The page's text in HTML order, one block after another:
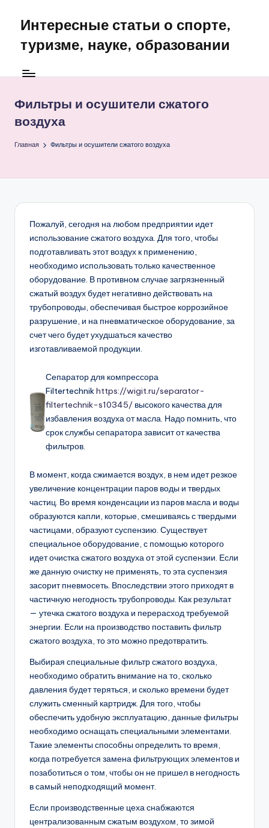
Перейти
содержимому
Интересные статьи о спорте,
туризме, науке, образовании
Фильтры и осушители сжатого
воздуха
Главная Фильтры и осушители сжатого воздуха
Пожалуй, сегодня на любом предприятии идет
использование сжатого воздуха. Для того, чтобы
подготавливать этот воздух к применению,
необходимо использовать только качественное
оборудование. В противном случае загрязненный
сжатый воздух будет негативно действовать на
трубопроводы, обеспечивая быстрое коррозийное
разрушение, и на пневматическое оборудование, за
счет чего будет ухудшаться качество
изготавливаемой продукции.
Сепаратор для компрессора
Filtertechnikhttps://wigit.ru/separator-
filtertechnik-s10345/ высокого качества для
избавления воздуха от масла. Надо помнить, что
срок службы сепаратора зависит от качества
фильтров.
В момент, когда сжимается воздух, в нем идет резкое
увеличение концентрации паров воды и твердых
частиц. Во время конденсации из паров масла и воды
образуются капли, которые, смешиваясь с твердыми
частицами, образуют суспензию. Существует
специальное оборудование, с помощью которого
идет очистка сжатого воздуха от этой суспензии. Если
же данную очистку не применять, то эта суспензия
засорит пневмосеть. Впоследствии этого приходят в
частичную негодность трубопроводы. Как результат
— утечка сжатого воздуха и перерасход требуемой
энергии. Если на производство поставить фильтр
сжатого воздуха, то это можно предотвратить.
Выбирая специальные фильтр сжатого воздуха,
необходимо обратить внимание на то, сколько
давления будет теряться, и сколько времени будет
служить сменный картридж. Для того, чтобы
обеспечить удобную эксплуатацию, данные фильтры
необходимо оснащать специальными элементами.
Такие элементы способны определить то время,
когда потребуется замена фильтрующих элементов и
позаботиться о том, чтобы он не пришел в негодность
в самый неподходящий момент.
Если производственные цеха снабжаются
централизованным сжатым воздухом, то зимой